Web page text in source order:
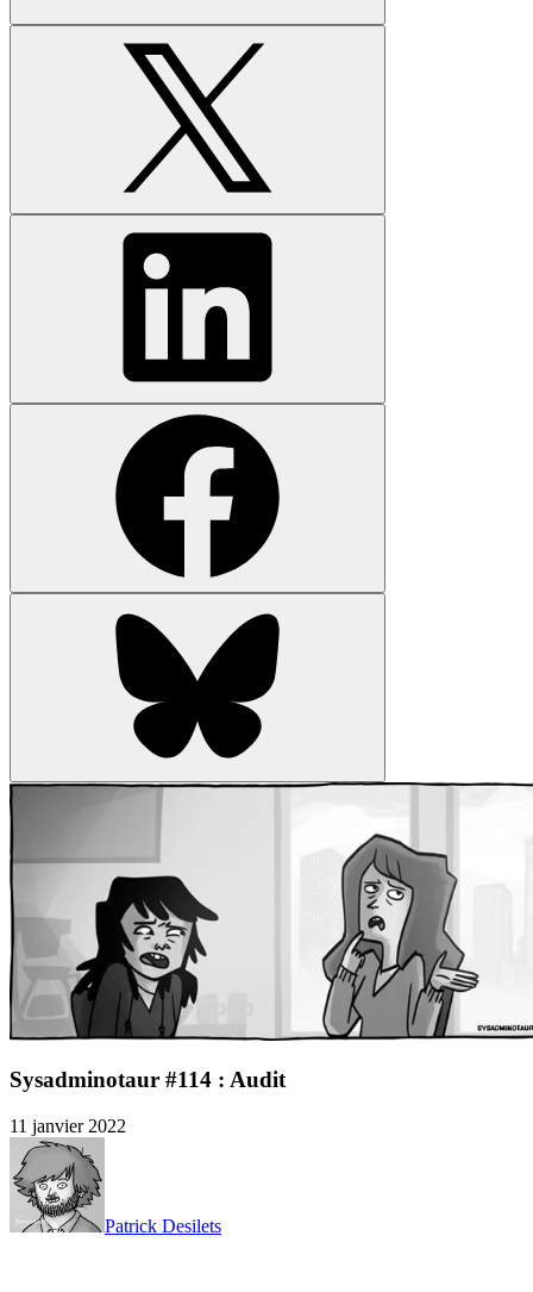
Sysadminotaur #114 : Audit
11 janvier 2022
Patrick Desilets